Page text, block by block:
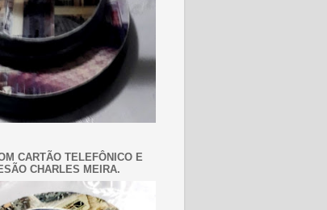
CARTÃO TELEFÔNICO E
CHARLES MEIRA.